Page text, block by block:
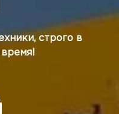
строго в